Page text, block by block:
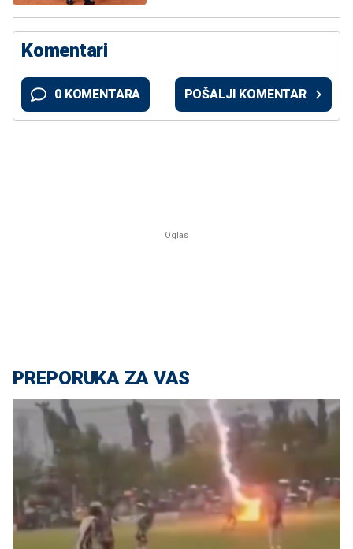
Komentari
0 KOMENTARA POŠALJI KOMENTAR
PREPORUKA ZA VAS